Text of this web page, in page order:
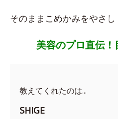
そのままこめかみをやさし
美容のプロ直伝
教えてくれたのは...
SHIGE